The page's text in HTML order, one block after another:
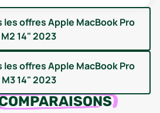
la technologie ProMotion, ce qui
aussi bien pour le
que pour le montage vidéo. La
1600 nits en HDR, assurant
en environnement très
donc pas sur la technologie,
les offresApple MacBook Pro
M2 14" 2023
les offresApple MacBook Pro
M3 14" 2023